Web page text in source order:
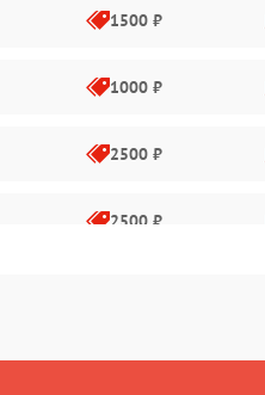
1500 ₽
1000 ₽
2500 ₽
2500 ₽